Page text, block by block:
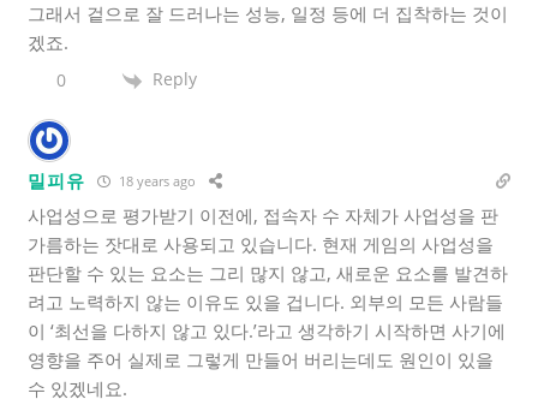
그래서 겉으로 잘 드러나는 성능, 일정 등에 더 집착하는 것이
겠죠.
0 Reply
밀피유 18 years ago
사업성으로 평가받기 이전에, 접속자 수 자체가 사업성을 판
가름하는 잣대로 사용되고 있습니다. 현재 게임의 사업성을
판단할 수 있는 요소는 그리 많지 않고, 새로운 요소를 발견하
려고 노력하지 않는 이유도 있을 겁니다. 외부의 모든 사람들
이 ‘최선을 다하지 않고 있다.’라고 생각하기 시작하면 사기에
영향을 주어 실제로 그렇게 만들어 버리는데도 원인이 있을
수 있겠네요.